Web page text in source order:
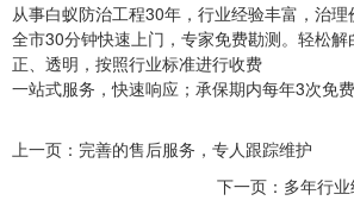
从事白蚁防治工程30年，行业经验丰富，治理
全市30分钟快速上门，专家免费勘测。轻松
正、透明，按照行业标准进行收费
一站式服务，快速响应；承保期内每年3次免费
上一页： 完善的售后服务，专人跟踪维护
下一页： 多年行